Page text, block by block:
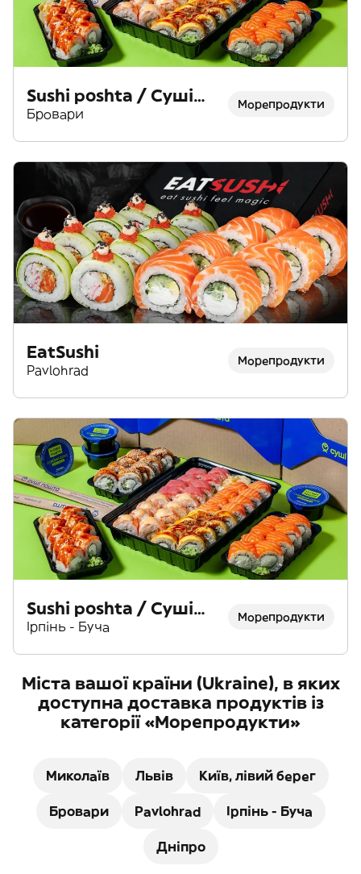
Sushi poshta / Суші
пошта
Бровари
Морепродукти
EatSushi
Pavlohrad
Морепродукти
Sushi poshta / Суші
пошта
Ірпінь - Буча
Морепродукти
Міста вашої країни (Ukraine), в яких
доступна доставка продуктів із
категорії «Морепродукти»
Миколаїв Львів Київ, лівий берег
Бровари Pavlohrad Ірпінь - Буча
Дніпро